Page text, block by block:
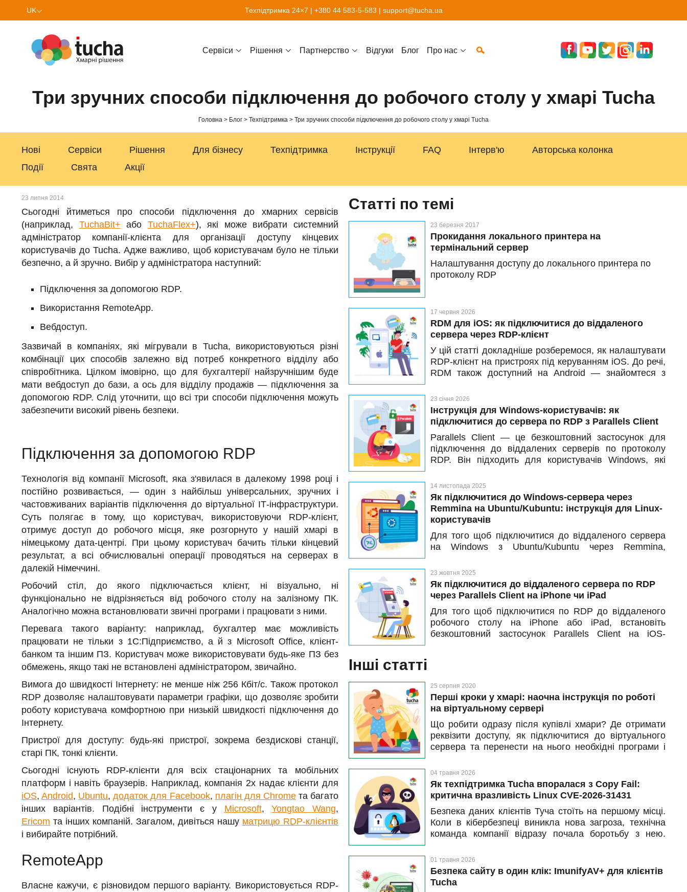
UK Техпідтримка 24×7 | +380 44 583-5-583 | support@tucha.ua
Cервіси Рішення Партнерство Відгуки Блог Про нас
Три зручних способи підключення до робочого столу у хмарі Tucha
Головна Блог Техпідтримка Три зручних способи підключення до робочого столу у хмарі Tucha
Нові Сервіси Рішення Для бізнесу Техпідтримка Інструкції FAQ Інтерв'ю
Авторська колонка
Події
Свята Акції
23 липня 2014
Сьогодні йтиметься про способи підключення до хмарних сервісів
(наприклад, TuchaBit+ або TuchaFlex+), які може вибрати системний
адміністратор компанії-клієнта для організації доступу кінцевих
користувачів до Tucha. Адже важливо, щоб користувачам було не тільки
безпечно, а й зручно. Вибір у адміністратора наступний:
Підключення за допомогою RDP.
Використання RemoteApp.
Вебдоступ.
Зазвичай в компаніях, які мігрували в Tucha, використовуються різні
комбінації цих способів залежно від потреб конкретного відділу або
співробітника. Цілком імовірно, що для бухгалтерії найзручнішим буде
мати вебдоступ до бази, а ось для відділу продажів — підключення за
допомогою RDP. Слід уточнити, що всі три способи підключення можуть
забезпечити високий рівень безпеки.
Підключення за допомогою RDP
Технологія від компанії Microsoft, яка з'явилася в далекому 1998 році і
постійно розвивається, — один з найбільш універсальних, зручних і
частовживаних варіантів підключення до віртуальної ІТ-інфраструктури.
Суть полягає в тому, що користувач, використовуючи RDP-клієнт,
отримує доступ до робочого місця, яке розгорнуто у нашій хмарі в
німецькому дата-центрі. При цьому користувач бачить тільки кінцевий
результат, а всі обчислювальні операції проводяться на серверах в
далекій Німеччині.
Робочий стіл, до якого підключається клієнт, ні візуально, ні
функціонально не відрізняється від робочого столу на залізному ПК.
Аналогічно можна встановлювати звичні програми і працювати з ними.
Перевага такого варіанту: наприклад, бухгалтер має можливість
працювати не тільки з 1С:Підприємство, а й з Microsoft Office, клієнт-
банком та іншим ПЗ. Користувач може використовувати будь-яке ПЗ без
обмежень, якщо такі не встановлені адміністратором, звичайно.
Вимога до швидкості Інтернету: не менше ніж 256 Кбіт/с. Також протокол
RDP дозволяє налаштовувати параметри графіки, що дозволяє зробити
роботу користувача комфортною при низькій швидкості підключення до
Інтернету.
Пристрої для доступу: будь-які пристрої, зокрема бездискові станції,
старі ПК, тонкі клієнти.
Сьогодні існують RDP-клієнти для всіх стаціонарних та мобільних
платформ і навіть браузерів. Наприклад, компанія 2x надає клієнти для
iOS,Android, Ubuntu,додаток для Facebook, плагін для Chromeта багато
інших варіантів. Подібні інструменти є у Microsoft,Yongtao Wang,
Ericom та інших компаній. Загалом, дивіться нашу матрицю RDP-клієнтів
і вибирайте потрібний.
RemoteApp
Власне кажучи, є різновидом першого варіанту. Використовується RDP-
Статті по темі
23 березня 2017
Прокидання локального принтера на
термінальний сервер
Налаштування доступу до локального принтера по
протоколу RDP
17 червня 2026
RDM для iOS: як підключитися до віддаленого
сервера через RDP-клієнт
У цій статті докладніше розберемося, як налаштувати
RDP-клієнт на пристроях під керуванням iOS. До речі,
RDM також доступний на Android — знайомтеся з
версії, де система блокує створення скриншотів, iOS
дозволяє знімати екран. Це значно спрощує роботу:
ви можете робити власні нотатки з налаштувань без
жодних обмежень.
23 січня 2026
Інструкція для Windows-користувачів: як
підключитися до сервера по RDP з Parallels Client
Parallels Client — це безкоштовний застосунок для
підключення до віддалених серверів по протоколу
RDP. Він підходить для користувачів Windows, які
чи будь-якої точки світу
14 листопада 2025
Як підключитися до Windows-сервера через
Remmina на Ubuntu/Kubuntu: інструкція для Linux-
користувачів
Для того щоб підключитися до віддаленого сервера
на Windows з Ubuntu/Kubuntu через Remmina,
виберіть протокол RDP, введіть логін і пароль від
облікового запису. Нижче — покрокова інструкція з
підключення до віддаленого робочого столу на
пристрої Ubuntu до Windows Server.
23 жовтня 2025
Як підключитися до віддаленого сервера по RDP
через Parallels Client на iPhone чи iPad
Для того щоб підключитися по RDP до віддаленого
робочого столу на iPhone або iPad, встановіть
безкоштовний застосунок Parallels Client на iOS-
Інші статті
25 серпня 2020
Перші кроки у хмарі: наочна інструкція по роботі
на віртуальному сервері
Що робити одразу після купівлі хмари? Де отримати
реквізити доступу, як підключитися до віртуального
сервера та перенести на нього необхідні програми і
ви вперше замовили віртуальну машину і тільки
починаєте роботу у хмарі.
04 травня 2026
Як техпідтримка Tucha впоралася з Copy Fail:
критична вразливість Linux CVE-2026-31431
Безпека даних клієнтів Туча стоїть на першому місці.
Коли в кібербезпеці виникла нова загроза, технічна
команда компанії відразу почала боротьбу з нею.
ядрі Linux — CVE-2026-31431, яку називають Copy
Fail.
01 травня 2026
Безпека сайту в один клік: ImunifyAV+ для клієнтів
Tucha